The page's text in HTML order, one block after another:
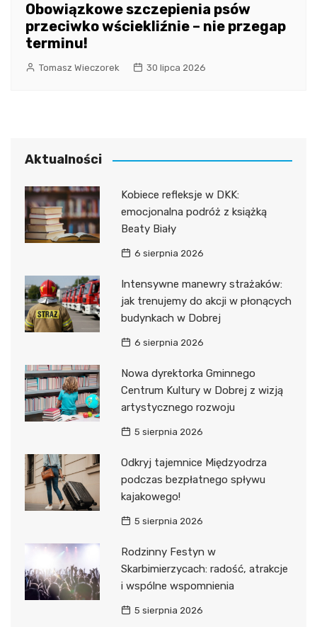
Obowiązkowe szczepienia psów
przeciwko wściekliźnie – nie przegap
terminu!
Tomasz Wieczorek 30 lipca 2026
Aktualności
Kobiece refleksje w DKK:
emocjonalna podróż z książką
Beaty Biały
6 sierpnia 2026
Intensywne manewry strażaków:
jak trenujemy do akcji w płonących
budynkach w Dobrej
6 sierpnia 2026
Nowa dyrektorka Gminnego
Centrum Kultury w Dobrej z wizją
artystycznego rozwoju
5 sierpnia 2026
Odkryj tajemnice Międzyodrza
podczas bezpłatnego spływu
kajakowego!
5 sierpnia 2026
Rodzinny Festyn w
Skarbimierzycach: radość, atrakcje
i wspólne wspomnienia
5 sierpnia 2026